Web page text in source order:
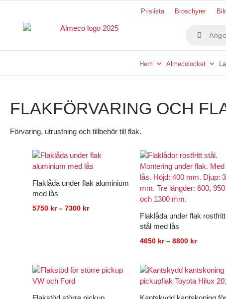
innehåll
Prislista Broschyrer
Hem Almecolocket
FLAKFÖRVARING OCH
Förvaring, utrustning och tillbehör till flak.
Flaklåda under flak aluminium
med lås
5750 kr – 7300 kr
Prisintervall:
till
7300 kr
Flaklåda under flak rostfritt
stål med lås
4650 kr – 8800 kr
4650 kr
till
8800 kr